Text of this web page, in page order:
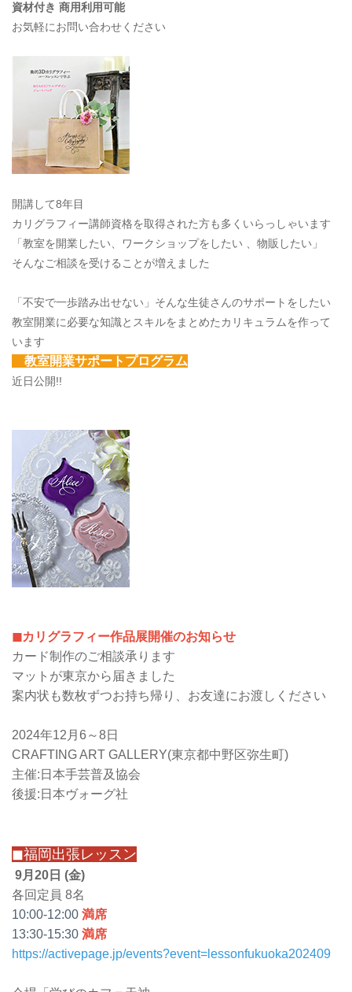
資材付き 商用利用可能
お気軽にお問い合わせください
開講して8年目
カリグラフィー講師資格を取得された方も多くいらっしゃいます
「教室を開業したい、ワークショップをしたい 、物販したい」
そんなご相談を受けることが増えました
「不安で一歩踏み出せない」そんな生徒さんのサポートをしたい
教室開業に必要な知識とスキルをまとめたカリキュラムを作って
います
教室開業サポートプログラム
近日公開!!
◼カリグラフィー作品展開催のお知らせ
カード制作のご相談承ります
マットが東京から届きました
案内状も数枚ずつお持ち帰り、お友達にお渡しください
2024年12月6～8日
CRAFTING ART GALLERY(東京都中野区弥生町)
主催:日本手芸普及協会
後援:日本ヴォーグ社
◼福岡出張レッスン
9月20日 (金)
各回定員 8名
10:00-12:00 満席
13:30-15:30 満席
https://activepage.jp/events?event=lessonfukuoka202409